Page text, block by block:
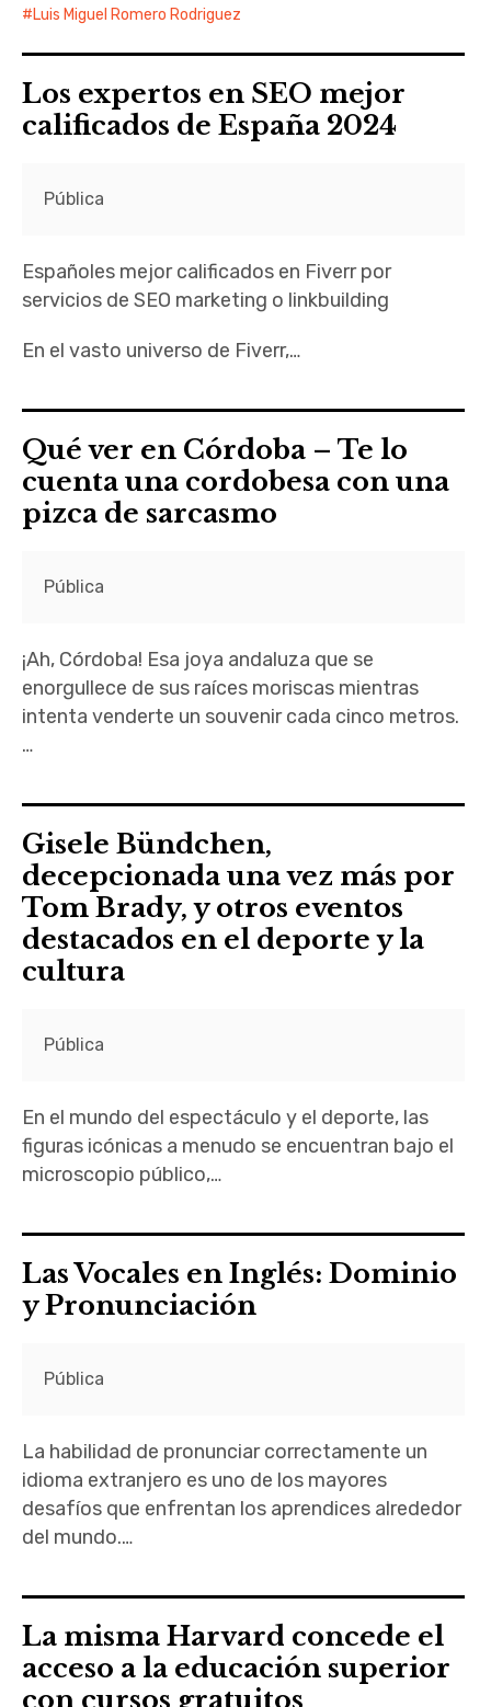
Luis Miguel Romero Rodriguez
Los expertos en SEO mejor
calificados de España 2024
Pública
Españoles mejor calificados en Fiverr por
servicios de SEO marketing o linkbuilding
En el vasto universo de Fiverr,…
Qué ver en Córdoba – Te lo
cuenta una cordobesa con una
pizca de sarcasmo
Pública
¡Ah, Córdoba! Esa joya andaluza que se
enorgullece de sus raíces moriscas mientras
intenta venderte un souvenir cada cinco metros.
…
Gisele Bündchen,
decepcionada una vez más por
Tom Brady, y otros eventos
destacados en el deporte y la
cultura
Pública
En el mundo del espectáculo y el deporte, las
figuras icónicas a menudo se encuentran bajo el
microscopio público,…
Las Vocales en Inglés: Dominio
y Pronunciación
Pública
La habilidad de pronunciar correctamente un
idioma extranjero es uno de los mayores
desafíos que enfrentan los aprendices alrededor
del mundo.…
La misma Harvard concede el
acceso a la educación superior
con cursos gratuitos